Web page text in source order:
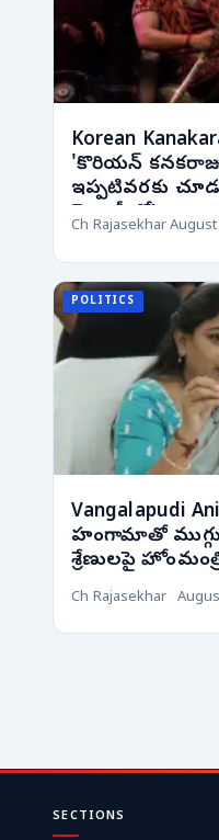
Korean
'కొరియన్
ఇప్పటివరకు
మెగా హీరో!
Ch RajasekharAugust
POLITICS
Vangalapudi
హంగామాతో
శ్రేణులపై
Ch Rajasekhar
SECTIONS